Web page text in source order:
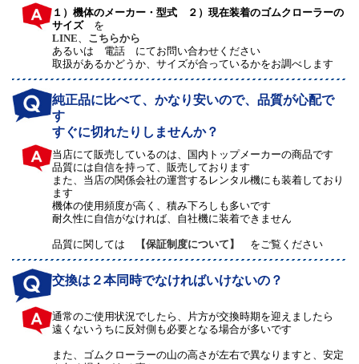
１）機体のメーカー・型式 ２）現在装着のゴムクローラーの
サイズを
LINE
こちらから
あるいは 電話 にてお問い合わせください
取扱があるかどうか、サイズが合っているかをお調べします
純正品に比べて、かなり安いので、品質が心配で
す
すぐに切れたりしませんか？
当店にて販売しているのは、国内トップメーカーの商品です
品質には自信を持って、販売しております
また、当店の関係会社の運営するレンタル機にも装着しており
ます
機体の使用頻度が高く、積み下ろしも多いです
耐久性に自信がなければ、自社機に装着できません
品質に関しては 【保証制度について】 をご覧ください
交換は２本同時でなければいけないの？
通常のご使用状況でしたら、片方が交換時期を迎えましたら
遠くないうちに反対側も必要となる場合が多いです
また、ゴムクローラーの山の高さが左右で異なりますと、安定